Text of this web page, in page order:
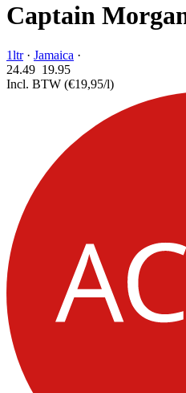
Captain
1ltr· Jamaica ·
24.49 19.95
Incl. BTW (€19,95/l)